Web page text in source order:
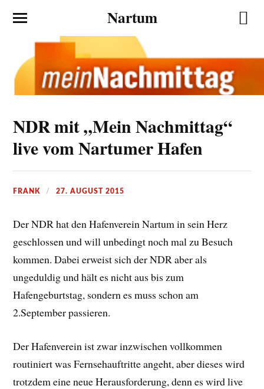
Nartum
NDR mit „Mein Nachmittag“
live vom Nartumer Hafen
FRANK 27. AUGUST 2015
Der NDR hat den Hafenverein Nartum in sein Herz
geschlossen und will unbedingt noch mal zu Besuch
kommen. Dabei erweist sich der NDR aber als
ungeduldig und hält es nicht aus bis zum
Hafengeburtstag, sondern es muss schon am
2.September passieren.
Der Hafenverein ist zwar inzwischen vollkommen
routiniert was Fernsehauftritte angeht, aber dieses wird
trotzdem eine neue Herausforderung, denn es wird live